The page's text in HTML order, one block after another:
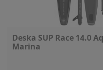
Deska SUP Race 14.0
Marina